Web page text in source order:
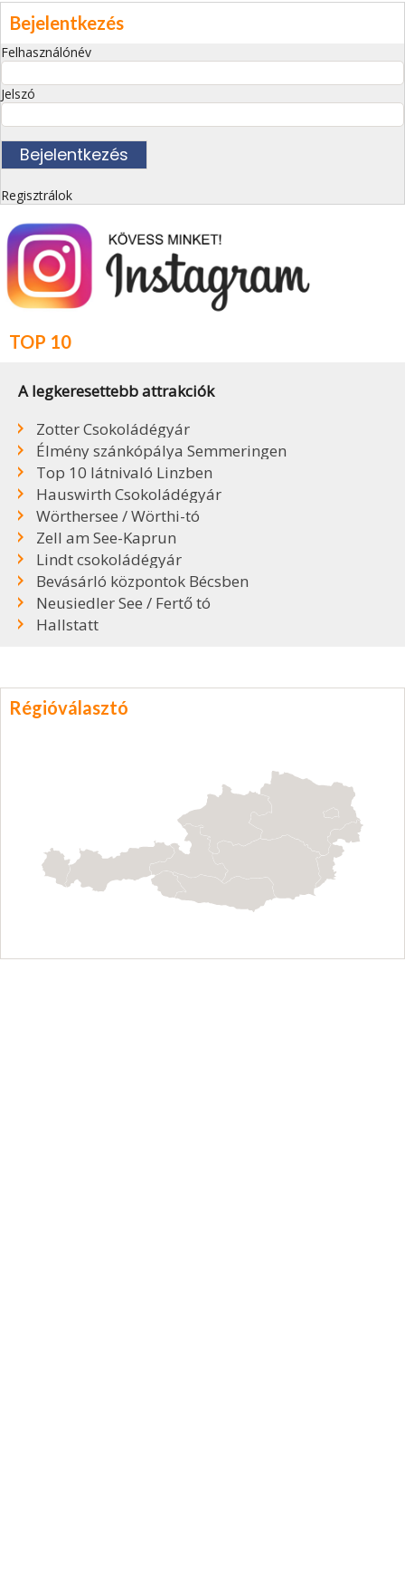
Bejelentkezés
Felhasználónév
Jelszó
Regisztrálok
TOP 10
A legkeresettebb attrakciók
Zotter Csokoládégyár
Élmény szánkópálya Semmeringen
Top 10 látnivaló Linzben
Hauswirth Csokoládégyár
Wörthersee / Wörthi-tó
Zell am See-Kaprun
Lindt csokoládégyár
Bevásárló központok Bécsben
Neusiedler See / Fertő tó
Hallstatt
Régióválasztó